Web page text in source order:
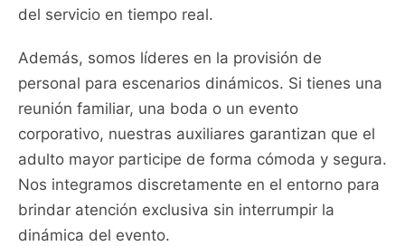
del servicio en tiempo real.
Además, somos líderes en la provisión de
personal para escenarios dinámicos. Si tienes una
reunión familiar, una boda o un evento
corporativo, nuestras auxiliares garantizan que el
adulto mayor participe de forma cómoda y segura.
Nos integramos discretamente en el entorno para
brindar atención exclusiva sin interrumpir la
dinámica del evento.